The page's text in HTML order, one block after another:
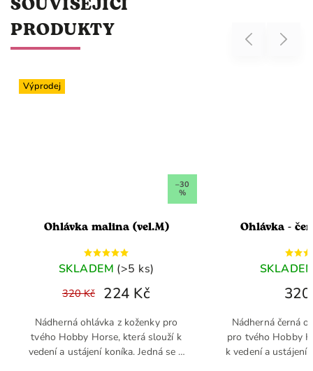
PRODUKTY
Previous
(vel.M)
z koženky pro
která slouží k
koníka. Jedná se o
Ohlávka - černá koženka
Nádherná černá ohlávka z koženky
pro tvého Hobby Horse, která slouží
k vedení a ustájení koníka. Jedná se o
Next